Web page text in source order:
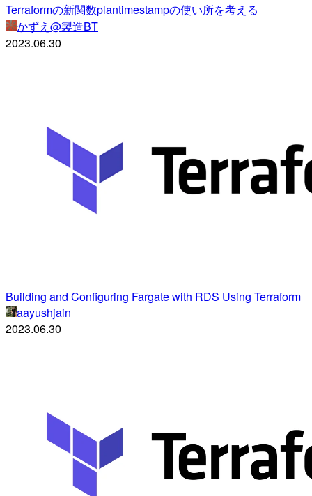
Terraformの新関数plantimestampの使い所を考える
かずえ@製造BT
2023.06.30
Building and Configuring Fargate with RDS Using Terraform
aayushjain
2023.06.30